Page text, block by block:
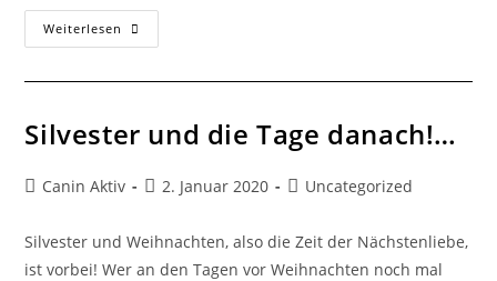
Weiterlesen
Silvester und die Tage danach!…
Canin Aktiv 2. Januar 2020 Uncategorized
Silvester und Weihnachten, also die Zeit der Nächstenliebe,
ist vorbei! Wer an den Tagen vor Weihnachten noch mal